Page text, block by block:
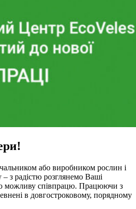
або виробником рослин і
– з радістю розглянемо Ваші
можливу співпрацю. Працюючи з
в довгостроковому, порядному